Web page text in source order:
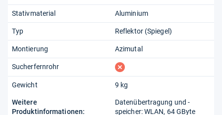
Stativmaterial Aluminium
Typ Reflektor (Spiegel)
Montierung Azimutal
Sucherfernrohr fehlt
Gewicht 9 kg
Weitere
Produktinformationen:
Datenübertragung und -
speicher: WLAN, 64 GByte